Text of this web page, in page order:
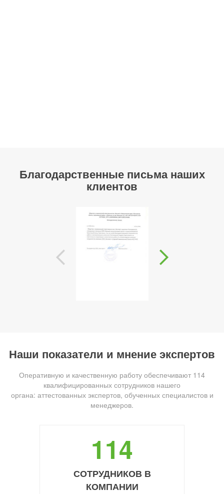
Благодарственные письма наших
клиентов
Наши показатели и мнение экспертов
Оперативную и качественную работу обеспечивают 114
квалифицированных сотрудников нашего
органа: аттестованных экспертов, обученных специалистов и
менеджеров.
114
СОТРУДНИКОВ В
КОМПАНИИ